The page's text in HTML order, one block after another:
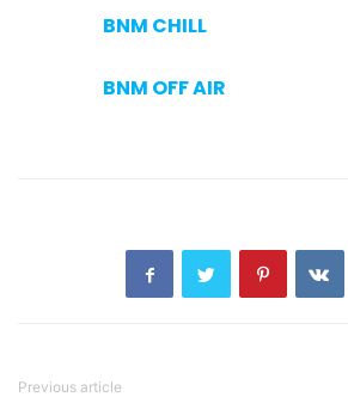
BNM CHILL
BNM OFF AIR
Previous article